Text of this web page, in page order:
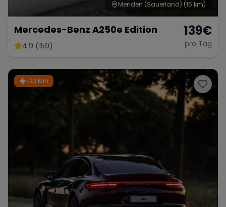
Menden (Sauerland) (15 km)
Mercedes-Benz A250e Edition
4.9 (159)
139€
pro Tag
~23 Min